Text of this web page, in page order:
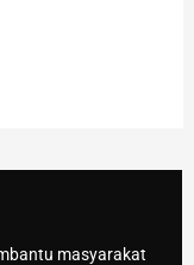
masyarakat